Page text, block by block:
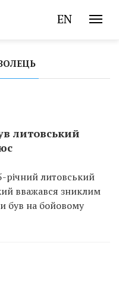
EN
литовський
річний литовський
вважався зниклим
був на бойовому